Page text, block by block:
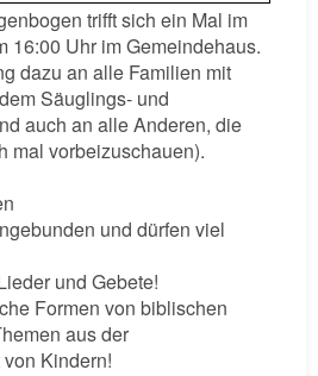
trifft sich ein Mal im
16:00 Uhr im Gemeindehaus.
dazu an alle Familien mit
Säuglings- und
auch an alle Anderen, die
mal vorbeizuschauen).
und dürfen viel
und Gebete!
Formen von biblischen
aus der
Kindern!